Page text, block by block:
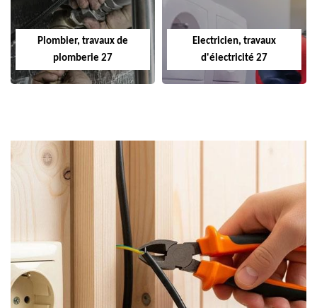
Plombier, travaux de
plomberie 27
Electricien, travaux
d'électricité 27